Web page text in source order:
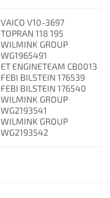
VAICO V10-3697
TOPRAN 118 195
WILMINK GROUP
WG1965491
ET ENGINETEAM CB0013
FEBI BILSTEIN 176539
FEBI BILSTEIN 176540
WILMINK GROUP
WG2193541
WILMINK GROUP
WG2193542